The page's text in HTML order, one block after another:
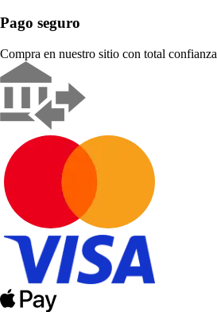
Pago seguro
Compra en nuestro sitio con total confianza